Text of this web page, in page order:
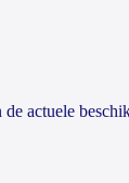
actuele